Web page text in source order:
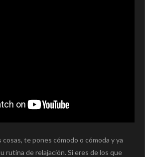
cosas, te pones cómodo o cómoda y ya
rutina de relajación. Si eres de los que